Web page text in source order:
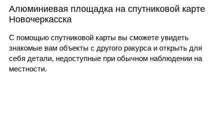
Алюминиевая площадка на спутниковой карте
Новочеркасска
С помощью спутниковой карты вы сможете увидеть
знакомые вам объекты с другого ракурса и открыть для
себя детали, недоступные при обычном наблюдении на
местности.